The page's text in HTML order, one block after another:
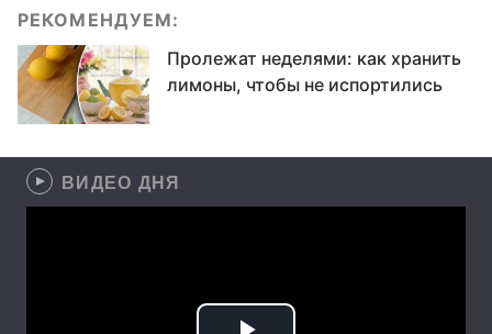
РЕКОМЕНДУЕМ:
Пролежат неделями: как хранить
лимоны, чтобы не испортились
ВИДЕО ДНЯ